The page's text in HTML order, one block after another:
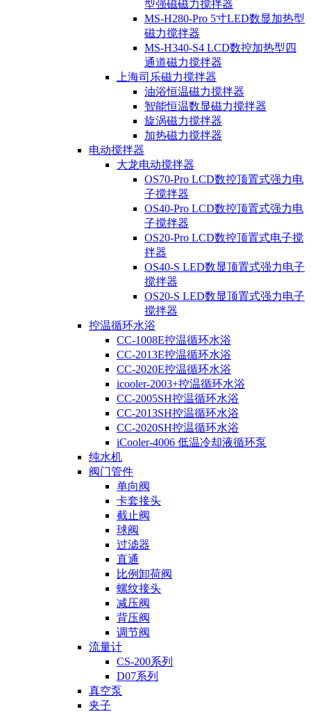
型强磁磁力搅拌器
MS-H280-Pro 5寸LED数显加热型
磁力搅拌器
MS-H340-S4 LCD数控加热型四
通道磁力搅拌器
上海司乐磁力搅拌器
油浴恒温磁力搅拌器
智能恒温数显磁力搅拌器
旋涡磁力搅拌器
加热磁力搅拌器
电动搅拌器
大龙电动搅拌器
OS70-Pro LCD数控顶置式强力电
子搅拌器
OS40-Pro LCD数控顶置式强力电
子搅拌器
OS20-Pro LCD数控顶置式电子搅
拌器
OS40-S LED数显顶置式强力电子
搅拌器
OS20-S LED数显顶置式强力电子
搅拌器
控温循环水浴
CC-1008E控温循环水浴
CC-2013E控温循环水浴
CC-2020E控温循环水浴
icooler-2003+控温循环水浴
CC-2005SH控温循环水浴
CC-2013SH控温循环水浴
CC-2020SH控温循环水浴
iCooler-4006 低温冷却液循环泵
纯水机
阀门管件
单向阀
卡套接头
截止阀
球阀
过滤器
直通
比例卸荷阀
螺纹接头
减压阀
背压阀
调节阀
流量计
CS-200系列
D07系列
真空泵
夹子